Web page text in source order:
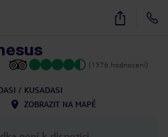
50
(1576 hodnocení)
KUSADASI
ZOBRAZIT NA MAPĚ